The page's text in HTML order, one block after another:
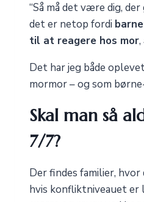
“Så må det være dig,
det er netop fordi
til at reagere hos mor
Det har jeg både
mormor – og som
Skal man så
7/7?
Der findes familier,
hvis konfliktniveauet er